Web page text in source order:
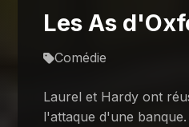
Les As
Comédie
Laurel et Hardy ont
l'attaque d'une